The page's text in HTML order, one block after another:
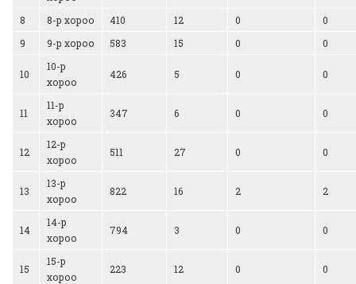
8
8-р хороо 410 12 0
0
9
9-р хороо 583 15 0 0
10
10-р
хороо
426 5 0 0
11
11-р
хороо
347 6 0 0
12
12-р
хороо
511 27 0 0
13
13-р
хороо
822 16 2 2
14
14-р
хороо
794 3 0 0
15
15-р
хороо
223 12 0 0